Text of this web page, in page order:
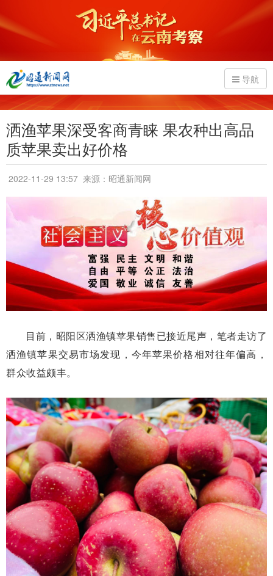
导航
洒渔苹果深受客商青睐 果农种出高品
质苹果卖出好价格
2022-11-29 13:57 来源：昭通新闻网
目前，昭阳区洒渔镇苹果销售已接近尾声，笔者走访了
洒渔镇苹果交易市场发现，今年苹果价格相对往年偏高，
群众收益颇丰。